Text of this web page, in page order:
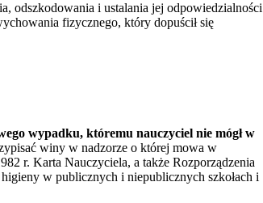
odszkodowania i ustalania jej odpowiedzialności
fizycznego, który dopuścił się
wypadku, któremu nauczyciel nie mógł w
winy w nadzorze o której mowa w
r. Karta Nauczyciela, a także Rozporządzenia
w publicznych i niepublicznych szkołach i